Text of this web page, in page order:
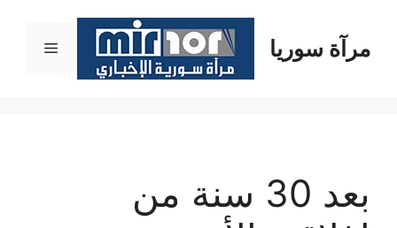
المحتوىمرآة سوريا القائمة
بعد 30 سنة من